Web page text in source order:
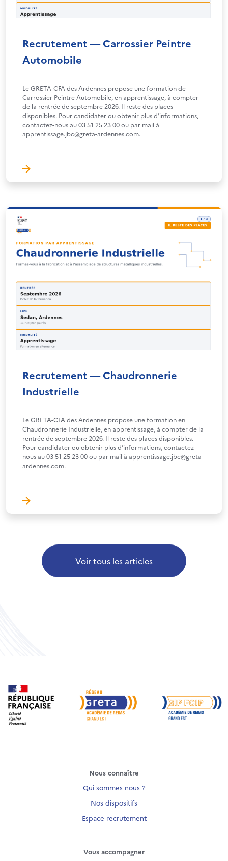
Recrutement — Carrossier Peintre
Automobile
Le GRETA-CFA des Ardennes propose une formation de
Carrossier Peintre Automobile, en apprentissage, à compter
de la rentrée de septembre 2026. Il reste des places
disponibles. Pour candidater ou obtenir plus d’informations,
contactez-nous au 03 51 25 23 00 ou par mail à
apprentissage.jbc@greta-ardennes.com.
Recrutement — Chaudronnerie
Industrielle
Le GRETA-CFA des Ardennes propose une formation en
Chaudronnerie Industrielle, en apprentissage, à compter de la
rentrée de septembre 2026. Il reste des places disponibles.
Pour candidater ou obtenir plus d’informations, contactez-
nous au 03 51 25 23 00 ou par mail à apprentissage.jbc@greta-
ardennes.com.
Voir tous les articles
Nous connaître
Qui sommes nous ?
Nos dispositifs
Espace recrutement
Vous accompagner